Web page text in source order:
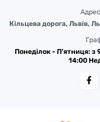
Кільцева дорога, Львів,
Понеділок - П'ятниця: з
14:00